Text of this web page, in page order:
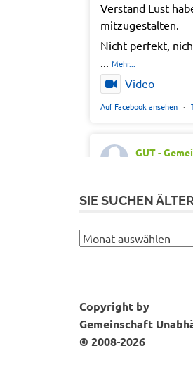
Verstand Lust
mitzugestalten.
Nicht perfekt,
...Mehr...
Video
Auf Facebook ansehen ·
GUT -
Out of office.
gute Erholung.
#tönisvorst
Video
SIE SUCHEN
Sie
Copyright by
Gemeinschaft
© 2008-2026